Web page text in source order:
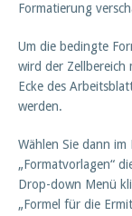
Formatierung
Um die bedingte
wird der Zellbereich
Ecke des
werden.
Wählen Sie dann im
„Formatvorlagen“
Drop-down Menü
„Formel für die